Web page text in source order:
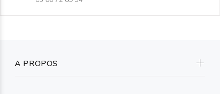
A PROPOS